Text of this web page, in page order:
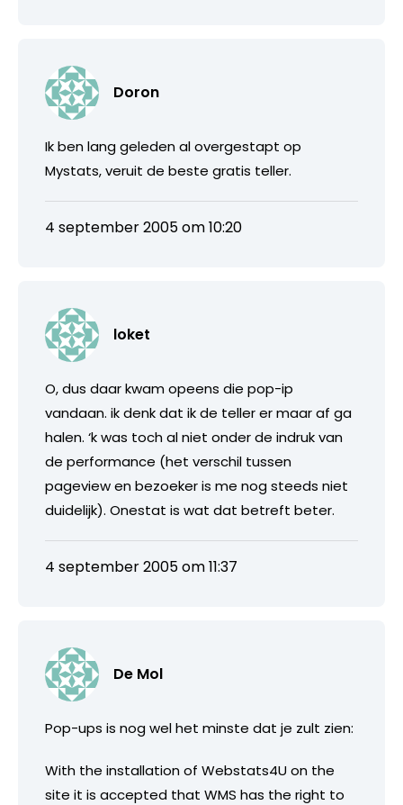
Doron
Ik ben lang geleden al overgestapt op
Mystats, veruit de beste gratis teller.
4 september 2005 om 10:20
loket
O, dus daar kwam opeens die pop-ip
vandaan. ik denk dat ik de teller er maar af ga
halen. ‘k was toch al niet onder de indruk van
de performance (het verschil tussen
pageview en bezoeker is me nog steeds niet
duidelijk). Onestat is wat dat betreft beter.
4 september 2005 om 11:37
De Mol
Pop-ups is nog wel het minste dat je zult zien:
With the installation of Webstats4U on the
site it is accepted that WMS has the right to